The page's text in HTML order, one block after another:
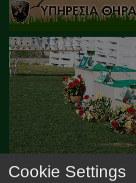
Cookie Settings